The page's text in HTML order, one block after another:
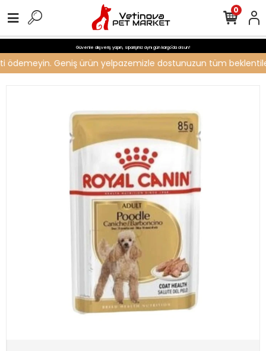
Güvenle alışveriş yapın, siparişiniz aynı gün kargo'da olsun!
Geniş ürün yelpazemizle dostunuzun tüm
0